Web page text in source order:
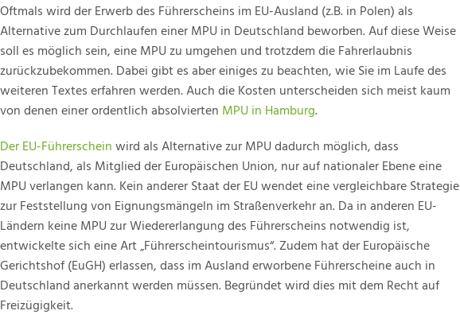
Oftmals wird der Erwerb des Führerscheins im EU-Ausland (z.B. in Polen) als
Alternative zum Durchlaufen einer MPU in Deutschland beworben. Auf diese Weise
soll es möglich sein, eine MPU zu umgehen und trotzdem die Fahrerlaubnis
zurückzubekommen. Dabei gibt es aber einiges zu beachten, wie Sie im Laufe des
weiteren Textes erfahren werden. Auch die Kosten unterscheiden sich meist kaum
von denen einer ordentlich absolvierten MPU in Hamburg.
Der EU-Führerscheinwird als Alternative zur MPU dadurch möglich, dass
Deutschland, als Mitglied der Europäischen Union, nur auf nationaler Ebene eine
MPU verlangen kann. Kein anderer Staat der EU wendet eine vergleichbare Strategie
zur Feststellung von Eignungsmängeln im Straßenverkehr an. Da in anderen EU-
Ländern keine MPU zur Wiedererlangung des Führerscheins notwendig ist,
entwickelte sich eine Art „Führerscheintourismus“. Zudem hat der Europäische
Gerichtshof (EuGH) erlassen, dass im Ausland erworbene Führerscheine auch in
Deutschland anerkannt werden müssen. Begründet wird dies mit dem Recht auf
Freizügigkeit.